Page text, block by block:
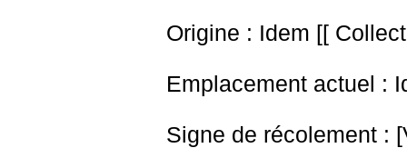
Origine : Idem [[
Emplacement actuel :
Signe de récolement :